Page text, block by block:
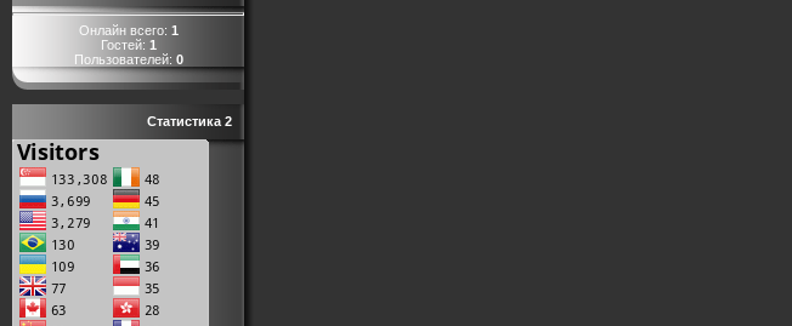
Онлайн всего: 1
Гостей: 1
Пользователей: 0
Статистика 2